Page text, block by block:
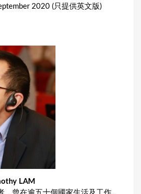
2020 (只提供英文版)
LAM